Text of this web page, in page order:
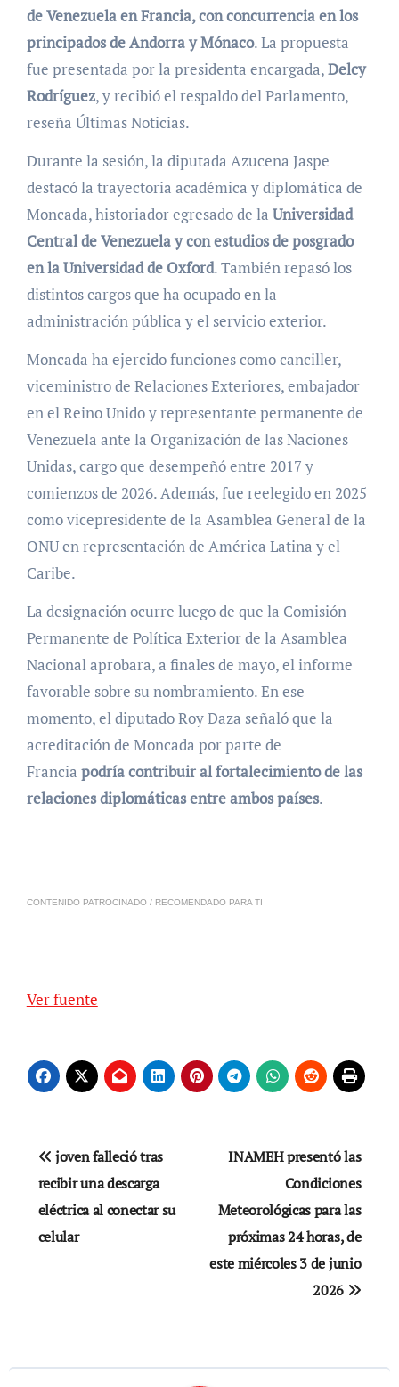
de Venezuela en Francia, con concurrencia en los
principados de Andorra y Mónaco. La propuesta
fue presentada por la presidenta encargada,Delcy
Rodríguez, y recibió el respaldo del Parlamento,
reseña Últimas Noticias.
Durante la sesión, la diputada Azucena Jaspe
destacó la trayectoria académica y diplomática de
Moncada, historiador egresado de la Universidad
Central de Venezuela y con estudios de posgrado
en la Universidad de Oxford. También repasó los
distintos cargos que ha ocupado en la
administración pública y el servicio exterior.
Moncada ha ejercido funciones como canciller,
viceministro de Relaciones Exteriores, embajador
en el Reino Unido y representante permanente de
Venezuela ante la Organización de las Naciones
Unidas, cargo que desempeñó entre 2017 y
comienzos de 2026. Además, fue reelegido en 2025
como vicepresidente de la Asamblea General de la
ONU en representación de América Latina y el
Caribe.
La designación ocurre luego de que la Comisión
Permanente de Política Exterior de la Asamblea
Nacional aprobara, a finales de mayo, el informe
favorable sobre su nombramiento. En ese
momento, el diputado Roy Daza señaló que la
acreditación de Moncada por parte de
Francia podría contribuir al fortalecimiento de las
relaciones diplomáticas entre ambos países.
CONTENIDO PATROCINADO / RECOMENDADO PARA TI
Ver fuente
Navegación
de
entradas
joven falleció tras
recibir una descarga
eléctrica al conectar su
celular
INAMEH presentó las
Condiciones
Meteorológicas para las
próximas 24 horas, de
este miércoles 3 de junio
2026